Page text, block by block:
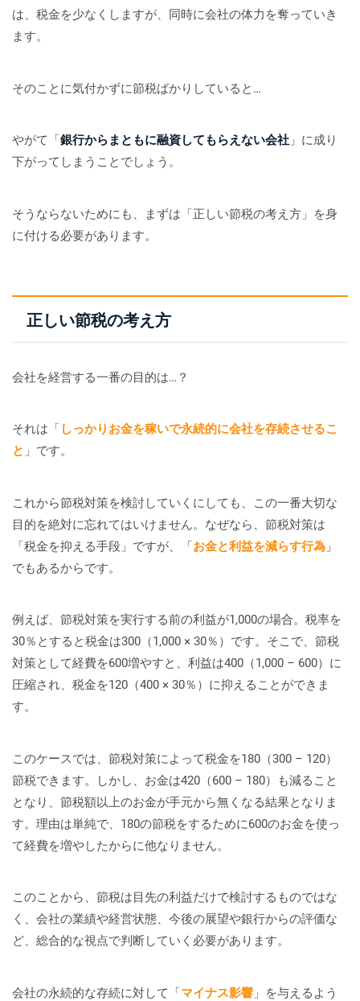
は、税金を少なくしますが、同時に会社の体力を奪っていき
ます。
そのことに気付かずに節税ばかりしていると…
やがて「銀行からまともに融資してもらえない会社 」に成り
下がってしまうことでしょう。
そうならないためにも、まずは「正しい節税の考え方」を身
に付ける必要があります。
正しい節税の考え方
会社を経営する一番の目的は…？
それは「 しっかりお金を稼いで永続的に会社を存続させるこ
と 」です。
これから節税対策を検討していくにしても、この一番大切な
目的を絶対に忘れてはいけません。なぜなら、節税対策は
「税金を抑える手段」ですが、「お金と利益を減らす行為 」
でもあるからです。
例えば、節税対策を実行する前の利益が1,000の場合。税率を
30％とすると税金は300（1,000 × 30％）です。そこで、節税
対策として経費を600増やすと、利益は400（1,000 – 600）に
圧縮され、税金を120（400 × 30％）に抑えることができま
す。
このケースでは、節税対策によって税金を180（300 – 120）
節税できます。しかし、お金は420（600 – 180）も減ること
となり、節税額以上のお金が手元から無くなる結果となりま
す。理由は単純で、180の節税をするために600のお金を使っ
て経費を増やしたからに他なりません。
このことから、節税は目先の利益だけで検討するものではな
く、会社の業績や経営状態、今後の展望や銀行からの評価な
ど、総合的な視点で判断していく必要があります。
会社の永続的な存続に対して「マイナス影響 」を与えるよう